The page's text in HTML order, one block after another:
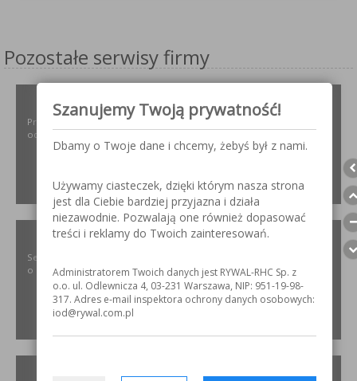
Pozostałe serwisy firmy
Projektowanie i dobór, montaż, serwis instalacji i urządzeń
odpylających dla różnych gałęzi przemysłu.
ZOBACZ
SZLIFOWANIE.INFO
Serwis internetowy poświęcony obróbce stali nierdzewnej. Wszystko
o materiałach, urządzeniach i technologiach.
Szanujemy Twoją prywatność!
Dbamy o Twoje dane i chcemy, żebyś był z nami.
Używamy ciasteczek, dzięki którym nasza strona
jest dla Ciebie bardziej przyjazna i działa
niezawodnie. Pozwalają one również dopasować
treści i reklamy do Twoich zainteresowań.
Administratorem Twoich danych jest RYWAL-RHC Sp. z
o.o. ul. Odlewnicza 4, 03-231 Warszawa, NIP: 951-19-98-
317. Adres e-mail inspektora ochrony danych osobowych:
iod@rywal.com.pl